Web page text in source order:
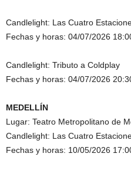
Candlelight: Las Cuatro
Fechas y horas: 04/07/2026
Candlelight: Tributo a Coldplay
Fechas y horas: 04/07/2026
MEDELLÍN
Lugar: Teatro Metropolitano de
Candlelight: Las Cuatro
Fechas y horas: 10/05/2026